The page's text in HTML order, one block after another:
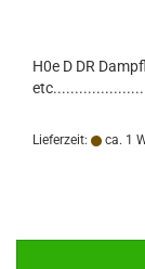
H0e D DR
Lieferzeit: ca. 1